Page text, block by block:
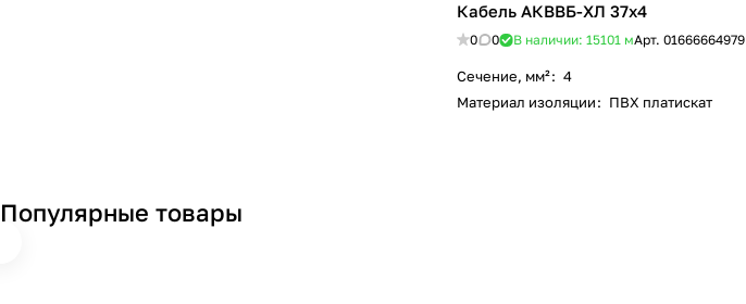
Кабель АКВВБ-ХЛ 37х4
0 0 В наличии: 15101 мАрт. 01666664979
Сечение, мм²: 4
Материал изоляции: ПВХ платискат
Популярные товары